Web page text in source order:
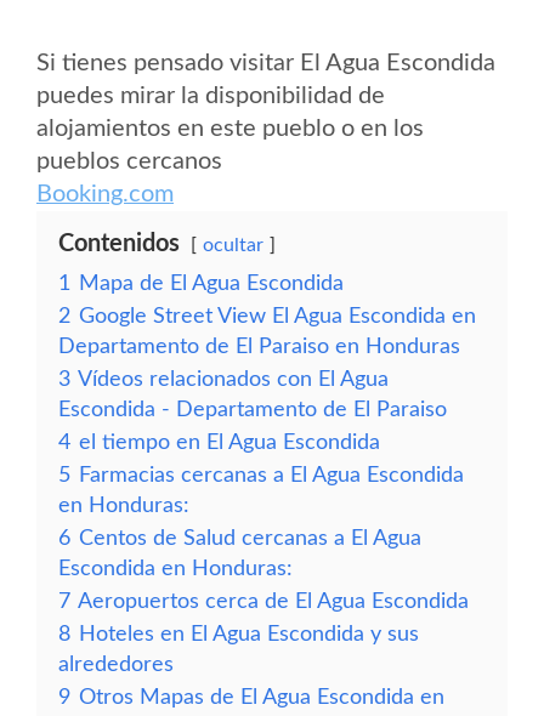
Si tienes pensado visitar El Agua Escondida
puedes mirar la disponibilidad de
alojamientos en este pueblo o en los
pueblos cercanos
Booking.com
Contenidos ocultar
1
Mapa de El Agua Escondida
2 Google Street View El Agua Escondida en
Departamento de El Paraiso en Honduras
3 Vídeos relacionados con El Agua
Escondida - Departamento de El Paraiso
4 el tiempo en El Agua Escondida
5 Farmacias cercanas a El Agua Escondida
en Honduras:
6 Centos de Salud cercanas a El Agua
Escondida en Honduras:
7 Aeropuertos cerca de El Agua Escondida
8 Hoteles en El Agua Escondida y sus
alrededores
9 Otros Mapas de El Agua Escondida en